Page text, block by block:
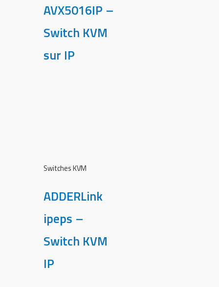
AVX5016IP –
Switch KVM
sur IP
Switches KVM
ADDERLink
ipeps –
Switch KVM
IP